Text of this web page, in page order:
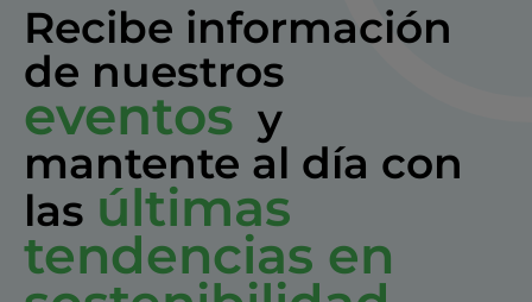
Recibe información
de nuestros
eventos y
mantente al día con
las últimas
tendencias en